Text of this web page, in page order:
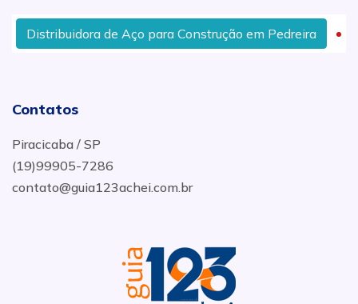
Distribuidora de Aço para Construção em Pedreira
Contatos
Piracicaba / SP
(19)99905-7286
contato@guia123achei.com.br